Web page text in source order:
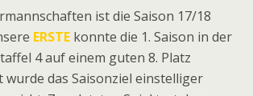
ist die Saison 17/18
ERSTE konnte die 1. Saison in der
4 auf einem guten 8. Platz
wurde das Saisonziel einstelliger